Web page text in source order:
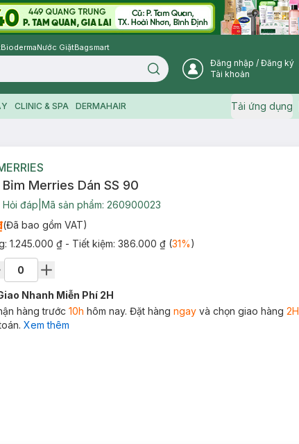
BiodermaNước GiặtBagsmart
Search icon User Icon
Đăng nhập / Đăng ký
Tài khoản
CLINIC & SPA DERMAHAIR Tải ứng dụng
Merries Dán SS 90
Hỏi đáp Mã sản phẩm: 260900023
(Đã bao gồm VAT)
1.245.000 ₫ - Tiết kiệm: 386.000 ₫(31%)
Nhanh Miễn Phí 2H
hàng trước 10h hôm nay. Đặt hàng ngayvà chọn giao hàng 2H
Xem thêm